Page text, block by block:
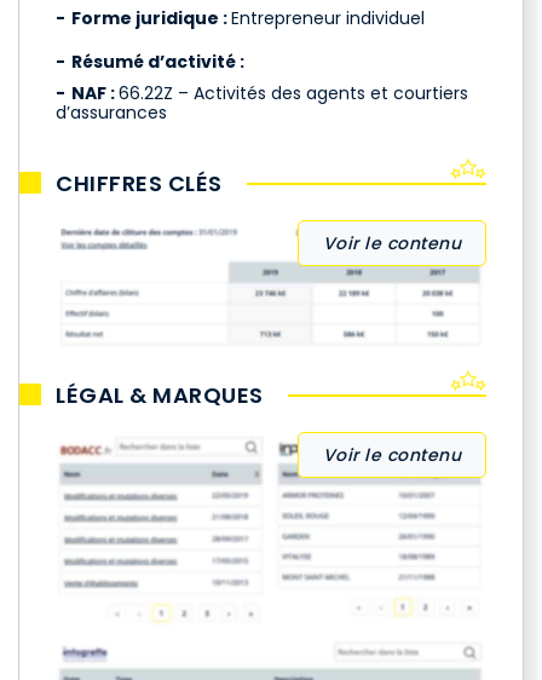
Forme juridique :Entrepreneur individuel
Résumé d’activité :
NAF :66.22Z – Activités des agents et courtiers
d’assurances
CHIFFRES CLÉS
Voir le contenu
LÉGAL & MARQUES
Voir le contenu